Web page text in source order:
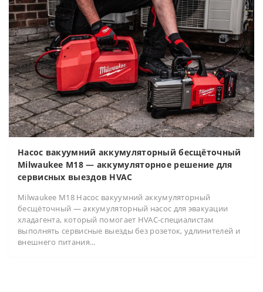
Насос вакуумний аккумуляторный бесщёточный
Milwaukee M18 — аккумуляторное решение для
сервисных выездов HVAC
Milwaukee M18 Насос вакуумний аккумуляторный
бесщёточный — аккумуляторный насос для эвакуации
хладагента, который помогает HVAC-специалистам
выполнять сервисные выезды без розеток, удлинителей и
внешнего питания...